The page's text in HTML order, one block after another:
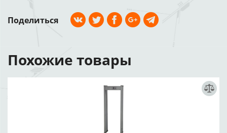
Поделиться
Похожие товары